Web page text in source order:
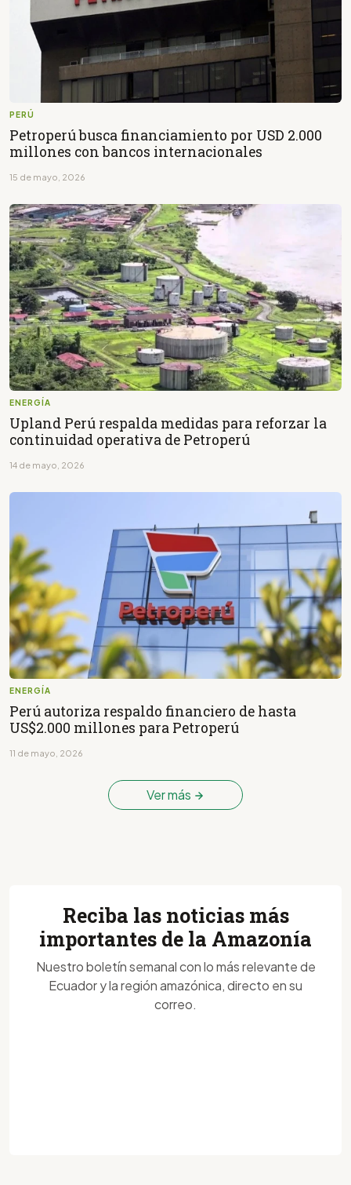
PERÚ
Petroperú busca financiamiento por USD 2.000
millones con bancos internacionales
15 de mayo, 2026
ENERGÍA
Upland Perú respalda medidas para reforzar la
continuidad operativa de Petroperú
14 de mayo, 2026
ENERGÍA
Perú autoriza respaldo financiero de hasta
US$2.000 millones para Petroperú
11 de mayo, 2026
Ver más
Reciba las noticias más
importantes de la Amazonía
Nuestro boletín semanal con lo más relevante de
Ecuador y la región amazónica, directo en su
correo.